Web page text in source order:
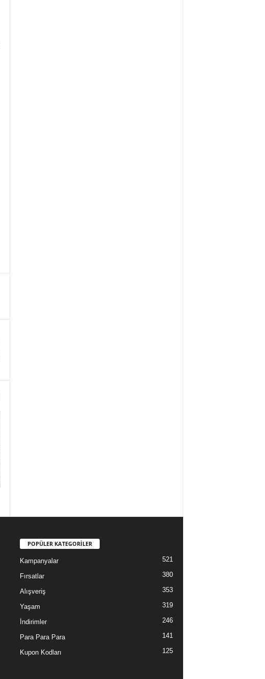
POPÜLER KATEGORİLER
Kampanyalar 521
Fırsatlar 380
Alışveriş 353
Yaşam 319
İndirimler 246
Para Para Para 141
Kupon Kodları 125